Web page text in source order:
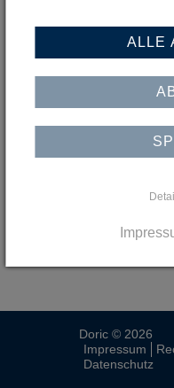
Doric © 2026
Impressum
Datenschutz
ALLE